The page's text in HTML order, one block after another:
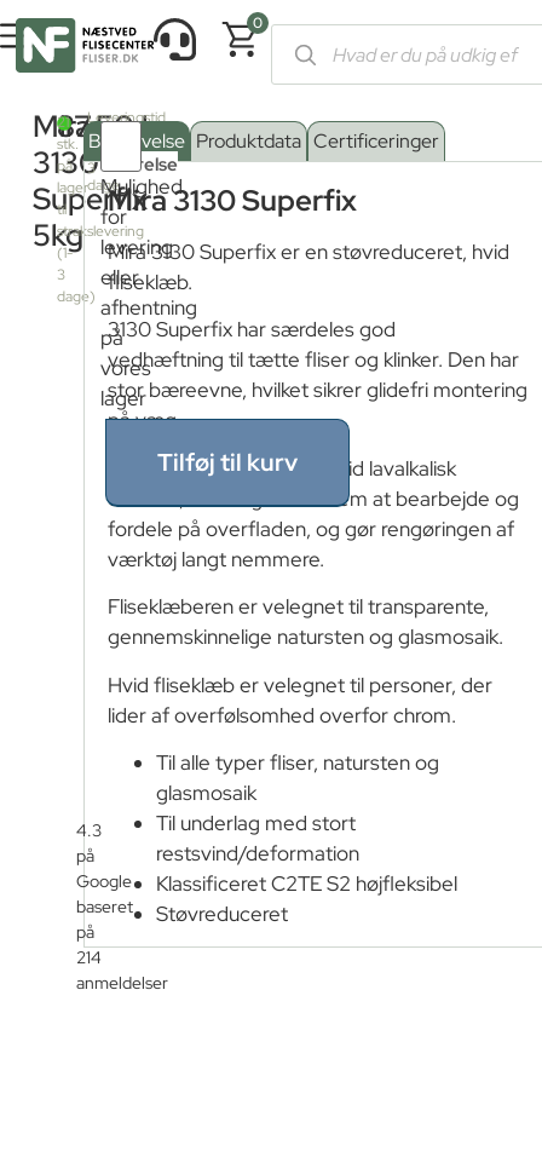
0
Forside/Shop/Tilbehør
Mira
3130
Superfix
5kg
87,50kr.
21
stk.
på
lager
til
strakslevering
(1-
3
dage)
Leveringstid
fra
fjernlager:
3
dage
Størrelse
15 kg
5 kg
Mulighed
for
levering
eller
afhentning
på
vores
lager
Tilføj til kurv
4.3
på
Google
baseret
på
214
anmeldelser
Beskrivelse Produktdata Certificeringer
Mira 3130 Superfix
Mira 3130 Superfix er en støvreduceret, hvid
fliseklæb.
3130 Superfix har særdeles god
vedhæftning til tætte fliser og klinker. Den har
stor bæreevne, hvilket sikrer glidefri montering
på væg.
Klæberen er baseret på hvid lavalkalisk
cement, hvilket gør den nem at bearbejde og
fordele på overfladen, og gør rengøringen af
værktøj langt nemmere.
Fliseklæberen er velegnet til transparente,
gennemskinnelige natursten og glasmosaik.
Hvid fliseklæb er velegnet til personer, der
lider af overfølsomhed overfor chrom.
Til alle typer fliser, natursten og
glasmosaik
Til underlag med stort
restsvind/deformation
Klassificeret C2TE S2 højfleksibel
Støvreduceret